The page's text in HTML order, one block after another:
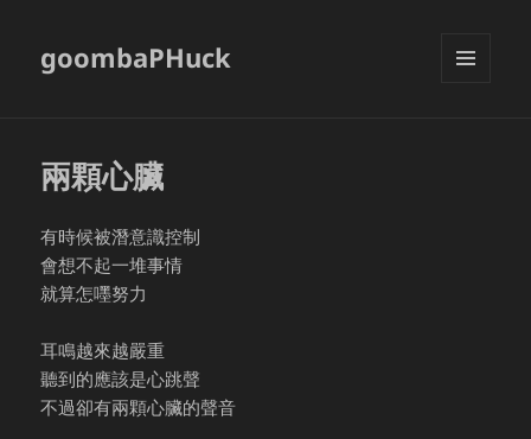
goombaPHuck
兩顆心臟
有時候被潛意識控制
會想不起一堆事情
就算怎嚜努力
耳鳴越來越嚴重
聽到的應該是心跳聲
不過卻有兩顆心臟的聲音